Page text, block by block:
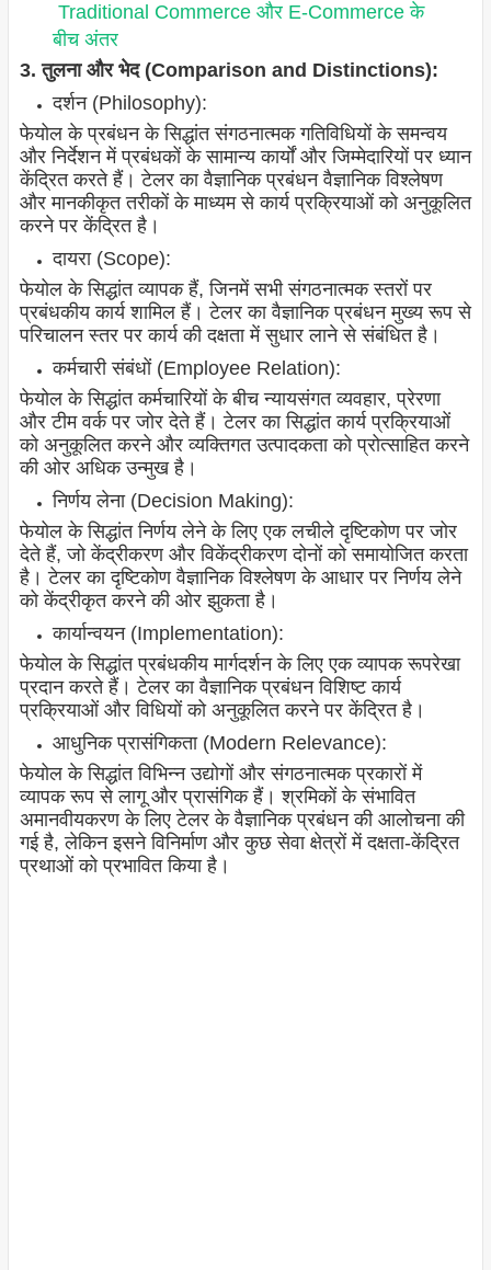
Traditional Commerce और E-Commerce के
बीच अंतर
3. तुलना और भेद (Comparison and Distinctions):
दर्शन (Philosophy):
फेयोल के प्रबंधन के सिद्धांत संगठनात्मक गतिविधियों के समन्वय
और निर्देशन में प्रबंधकों के सामान्य कार्यों और जिम्मेदारियों पर ध्यान
केंद्रित करते हैं। टेलर का वैज्ञानिक प्रबंधन वैज्ञानिक विश्लेषण
और मानकीकृत तरीकों के माध्यम से कार्य प्रक्रियाओं को अनुकूलित
करने पर केंद्रित है।
दायरा (Scope):
फेयोल के सिद्धांत व्यापक हैं, जिनमें सभी संगठनात्मक स्तरों पर
प्रबंधकीय कार्य शामिल हैं। टेलर का वैज्ञानिक प्रबंधन मुख्य रूप से
परिचालन स्तर पर कार्य की दक्षता में सुधार लाने से संबंधित है।
कर्मचारी संबंधों (Employee Relation):
फेयोल के सिद्धांत कर्मचारियों के बीच न्यायसंगत व्यवहार, प्रेरणा
और टीम वर्क पर जोर देते हैं। टेलर का सिद्धांत कार्य प्रक्रियाओं
को अनुकूलित करने और व्यक्तिगत उत्पादकता को प्रोत्साहित करने
की ओर अधिक उन्मुख है।
निर्णय लेना (Decision Making):
फेयोल के सिद्धांत निर्णय लेने के लिए एक लचीले दृष्टिकोण पर जोर
देते हैं, जो केंद्रीकरण और विकेंद्रीकरण दोनों को समायोजित करता
है। टेलर का दृष्टिकोण वैज्ञानिक विश्लेषण के आधार पर निर्णय लेने
को केंद्रीकृत करने की ओर झुकता है।
कार्यान्वयन (Implementation):
फेयोल के सिद्धांत प्रबंधकीय मार्गदर्शन के लिए एक व्यापक रूपरेखा
प्रदान करते हैं। टेलर का वैज्ञानिक प्रबंधन विशिष्ट कार्य
प्रक्रियाओं और विधियों को अनुकूलित करने पर केंद्रित है।
आधुनिक प्रासंगिकता (Modern Relevance):
फेयोल के सिद्धांत विभिन्न उद्योगों और संगठनात्मक प्रकारों में
व्यापक रूप से लागू और प्रासंगिक हैं। श्रमिकों के संभावित
अमानवीयकरण के लिए टेलर के वैज्ञानिक प्रबंधन की आलोचना की
गई है, लेकिन इसने विनिर्माण और कुछ सेवा क्षेत्रों में दक्षता-केंद्रित
प्रथाओं को प्रभावित किया है।